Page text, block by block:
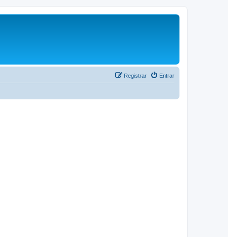
Entrar
Registrar